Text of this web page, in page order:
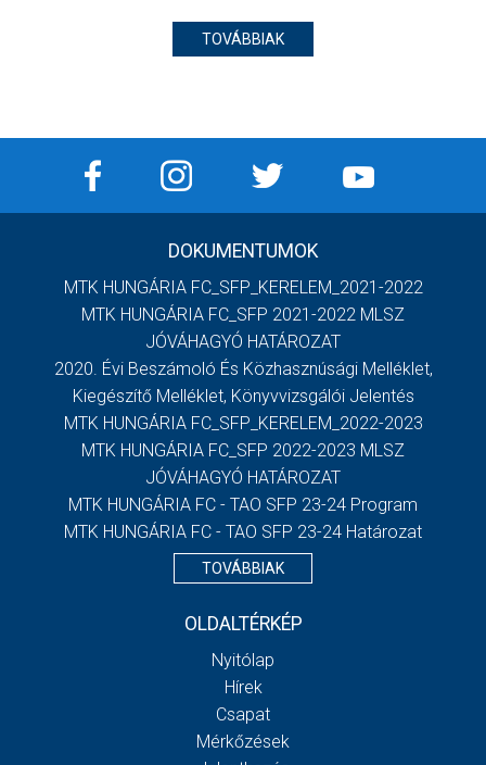
TOVÁBBIAK
DOKUMENTUMOK
MTK HUNGÁRIA FC_SFP_KERELEM_2021-2022
MTK HUNGÁRIA FC_SFP 2021-2022 MLSZ
JÓVÁHAGYÓ HATÁROZAT
2020. Évi Beszámoló És Közhasznúsági Melléklet,
Kiegészítő Melléklet, Könyvvizsgálói Jelentés
MTK HUNGÁRIA FC_SFP_KERELEM_2022-2023
MTK HUNGÁRIA FC_SFP 2022-2023 MLSZ
JÓVÁHAGYÓ HATÁROZAT
MTK HUNGÁRIA FC - TAO SFP 23-24 Program
MTK HUNGÁRIA FC - TAO SFP 23-24 Határozat
TOVÁBBIAK
OLDALTÉRKÉP
Nyitólap
Hírek
Csapat
Mérkőzések